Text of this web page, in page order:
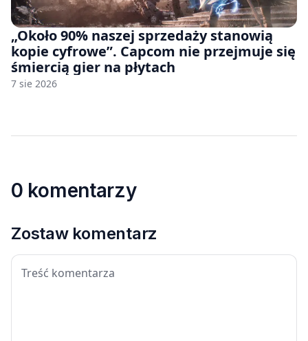
„Około 90% naszej sprzedaży stanowią
kopie cyfrowe”. Capcom nie przejmuje się
śmiercią gier na płytach
7 sie 2026
0 komentarzy
Zostaw komentarz